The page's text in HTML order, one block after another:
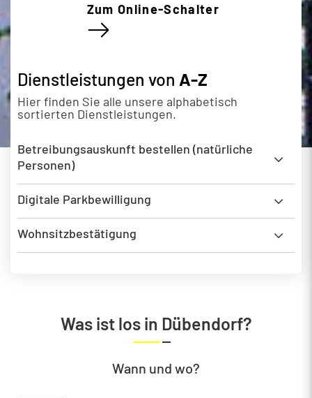
Zum Online-Schalter
Dienstleistungen von A-Z
Hier finden Sie alle unsere alphabetisch
sortierten Dienstleistungen.
Zugehörige Objekte
Betreibungsauskunft bestellen (natürliche
Personen)
Digitale Parkbewilligung
Wohnsitzbestätigung
Was ist los in Dübendorf?
Wann und wo?